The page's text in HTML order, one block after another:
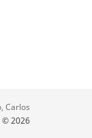
Carlos
© 2026